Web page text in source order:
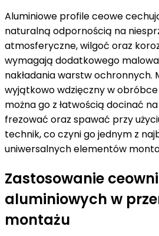
Aluminiowe profile ceowe
naturalną odpornością na
atmosferyczne, wilgoć oraz
wymagają dodatkowego
nakładania warstw ochronnych.
wyjątkowo wdzięczny w
można go z łatwością docinać
frezować oraz spawać przy
technik, co czyni go jednym z
uniwersalnych elementów
Zastosowanie
aluminiowych w
montażu